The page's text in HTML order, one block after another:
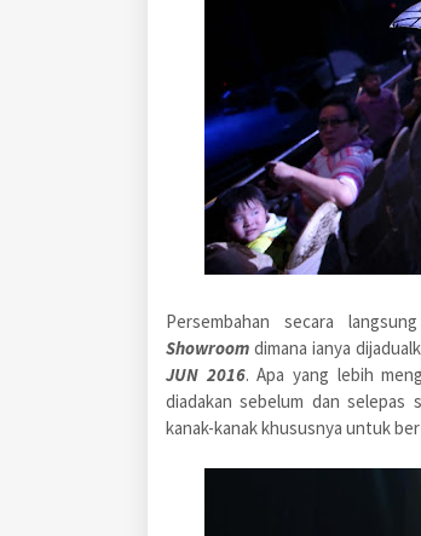
Persembahan secara
Showroom dimana ianya
JUN 2016. Apa yang lebih
diadakan sebelum dan selepas
kanak-kanak khususnya untuk